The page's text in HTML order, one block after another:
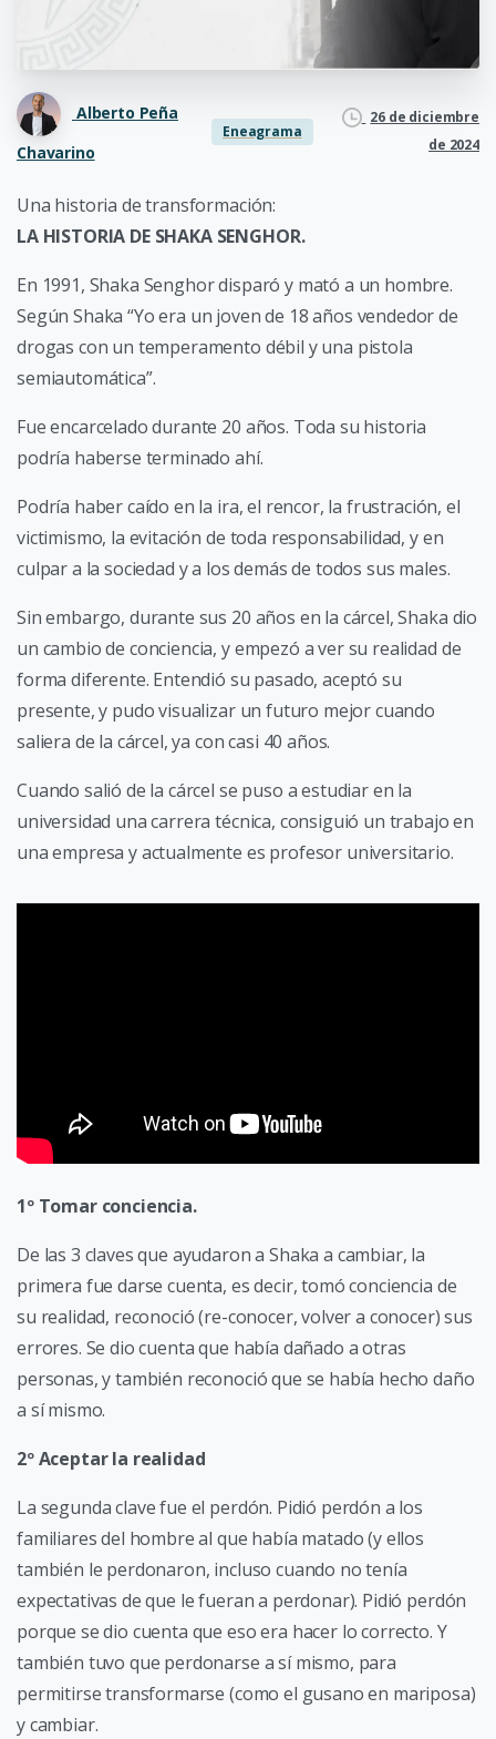
Alberto Peña
Chavarino
Eneagrama
26 de diciembre
de 2024
Una historia de transformación:
LA HISTORIA DE SHAKA SENGHOR.
En 1991, Shaka Senghor disparó y mató a un hombre.
Según Shaka “Yo era un joven de 18 años vendedor de
drogas con un temperamento débil y una pistola
semiautomática”.
Fue encarcelado durante 20 años. Toda su historia
podría haberse terminado ahí.
Podría haber caído en la ira, el rencor, la frustración, el
victimismo, la evitación de toda responsabilidad, y en
culpar a la sociedad y a los demás de todos sus males.
Sin embargo, durante sus 20 años en la cárcel, Shaka dio
un cambio de conciencia, y empezó a ver su realidad de
forma diferente. Entendió su pasado, aceptó su
presente, y pudo visualizar un futuro mejor cuando
saliera de la cárcel, ya con casi 40 años.
Cuando salió de la cárcel se puso a estudiar en la
universidad una carrera técnica, consiguió un trabajo en
una empresa y actualmente es profesor universitario.
1º Tomar conciencia.
De las 3 claves que ayudaron a Shaka a cambiar, la
primera fue darse cuenta, es decir, tomó conciencia de
su realidad, reconoció (re-conocer, volver a conocer) sus
errores. Se dio cuenta que había dañado a otras
personas, y también reconoció que se había hecho daño
a sí mismo.
2º Aceptar la realidad
La segunda clave fue el perdón. Pidió perdón a los
familiares del hombre al que había matado (y ellos
también le perdonaron, incluso cuando no tenía
expectativas de que le fueran a perdonar). Pidió perdón
porque se dio cuenta que eso era hacer lo correcto. Y
también tuvo que perdonarse a sí mismo, para
permitirse transformarse (como el gusano en mariposa)
y cambiar.